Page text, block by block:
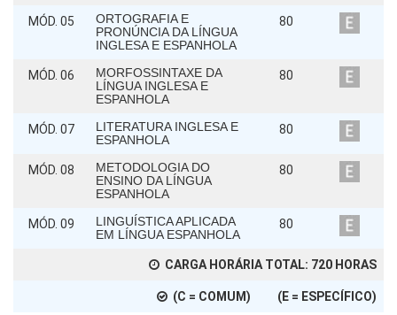
MÓD. 05
ORTOGRAFIA E
PRONÚNCIA DA LÍNGUA
INGLESA E ESPANHOLA
80
MÓD. 06
MORFOSSINTAXE DA
LÍNGUA INGLESA E
ESPANHOLA
80
MÓD. 07
LITERATURA INGLESA E
ESPANHOLA
80
MÓD. 08
METODOLOGIA DO
ENSINO DA LÍNGUA
ESPANHOLA
80
MÓD. 09
LINGUÍSTICA APLICADA
EM LÍNGUA ESPANHOLA
80
CARGA HORÁRIA TOTAL: 720 HORAS
(C = COMUM) (E = ESPECÍFICO)